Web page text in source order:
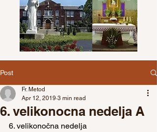
Post
6. velikonocna nedelja A
Fr. Metod
Apr 12, 2019 3 min read
6. velikonočna nedelja